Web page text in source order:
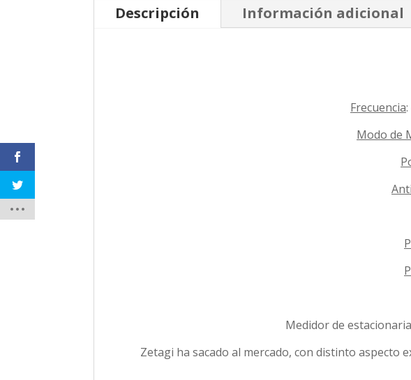
Descripción Información adicional
Frecuencia
Modo de
Medidor de
Zetagi ha sacado al mercado, con distinto aspecto